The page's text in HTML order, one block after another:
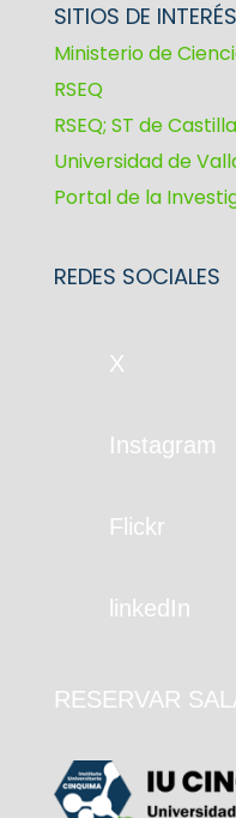
SITIOS DE INTERÉS
Ministerio de
RSEQ
RSEQ; ST de
Universidad de
Portal de la
REDES SOCIALES
X
Instagram
Flickr
linkedIn
RESERVAR